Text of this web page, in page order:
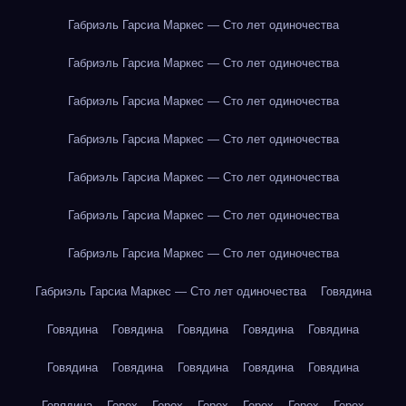
Габриэль Гарсиа Маркес — Сто лет одиночества
Габриэль Гарсиа Маркес — Сто лет одиночества
Габриэль Гарсиа Маркес — Сто лет одиночества
Габриэль Гарсиа Маркес — Сто лет одиночества
Габриэль Гарсиа Маркес — Сто лет одиночества
Габриэль Гарсиа Маркес — Сто лет одиночества
Габриэль Гарсиа Маркес — Сто лет одиночества
Габриэль Гарсиа Маркес — Сто лет одиночества Говядина
Говядина Говядина Говядина Говядина Говядина
Говядина Говядина Говядина Говядина Говядина